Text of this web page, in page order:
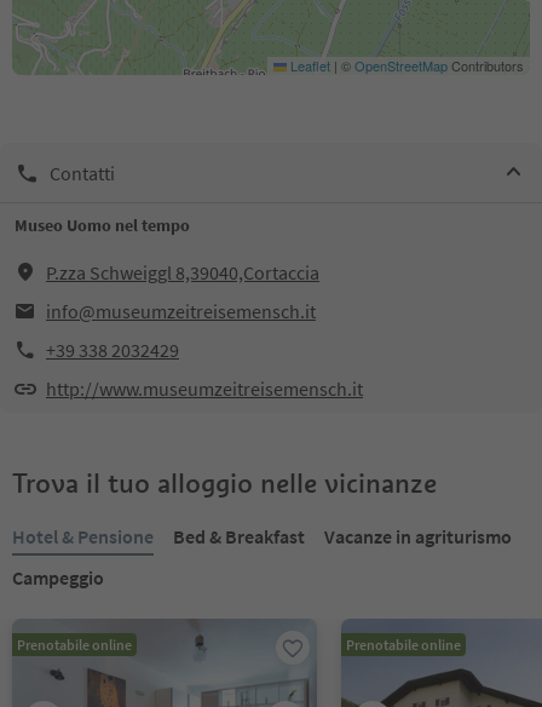
Leaflet | ©OpenStreetMapContributors
Contatti
Museo Uomo nel tempo
P.zza Schweiggl 8,39040,Cortaccia
info@museumzeitreisemensch.it
+39 338 2032429
http://www.museumzeitreisemensch.it
Trova il tuo alloggio nelle vicinanze
Hotel & Pensione Bed & Breakfast
Vacanze in agriturismo
Campeggio
Prenotabile online Prenotabile online